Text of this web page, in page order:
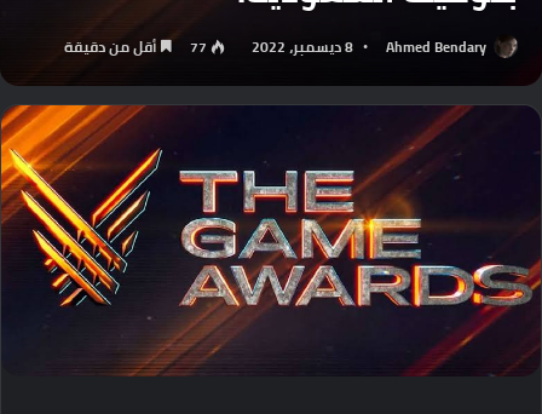
Ahmed Bendary 8 ديسمبر، 2022 77 أقل من دقيقة